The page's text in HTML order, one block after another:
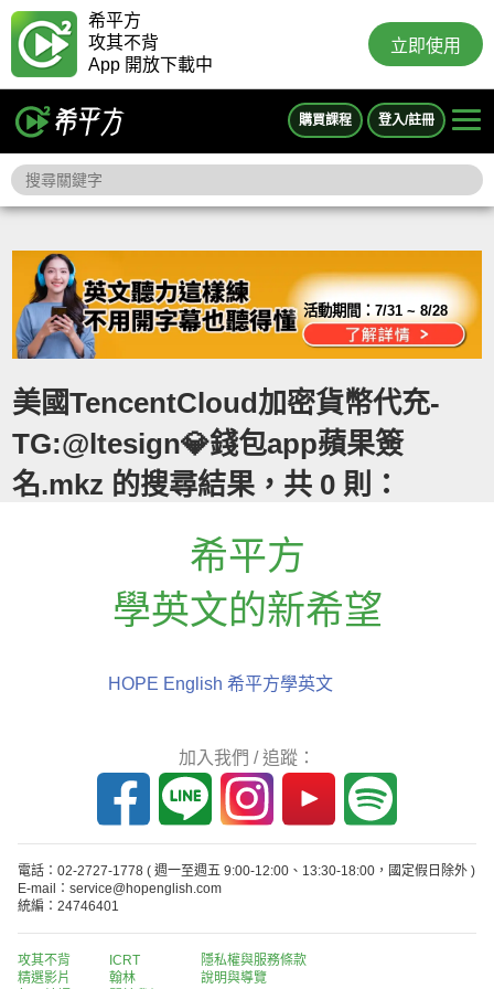
希平方
攻其不背
App 開放下載中
立即使用
購買課程 登入/註冊
活動期間：7/31 ~ 8/28
美國TencentCloud加密貨幣代充-
TG:@ltesign💎錢包app蘋果簽
名.mkz 的搜尋結果，共 0 則：
希平方
學英文的新希望
HOPE English 希平方學英文
加入我們 / 追蹤：
電話：02-2727-1778 ( 週一至週五 9:00-12:00、13:30-18:00，國定假日除外 )
E-mail：service@hopenglish.com
統編：24746401
攻其不背
精選影片
ICRT
翰林
隱私權與服務條款
說明與導覽